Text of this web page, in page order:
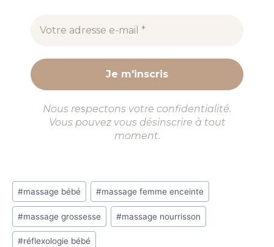
Nous respectons votre confidentialité.
Vous pouvez vous désinscrire à tout
moment.
Étiquettes
de
la
publication :
#massage bébé #massage femme enceinte
#massage grossesse #massage nourrisson
#réflexologie bébé